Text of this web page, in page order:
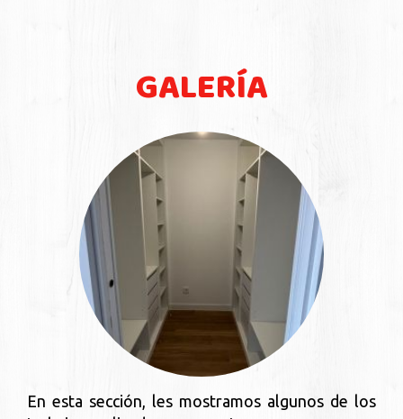
GALERÍA
En esta sección, les mostramos algunos de los